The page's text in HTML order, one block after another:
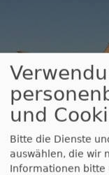
und
Bitte die Dienste
auswählen, die wir
Informationen bitte